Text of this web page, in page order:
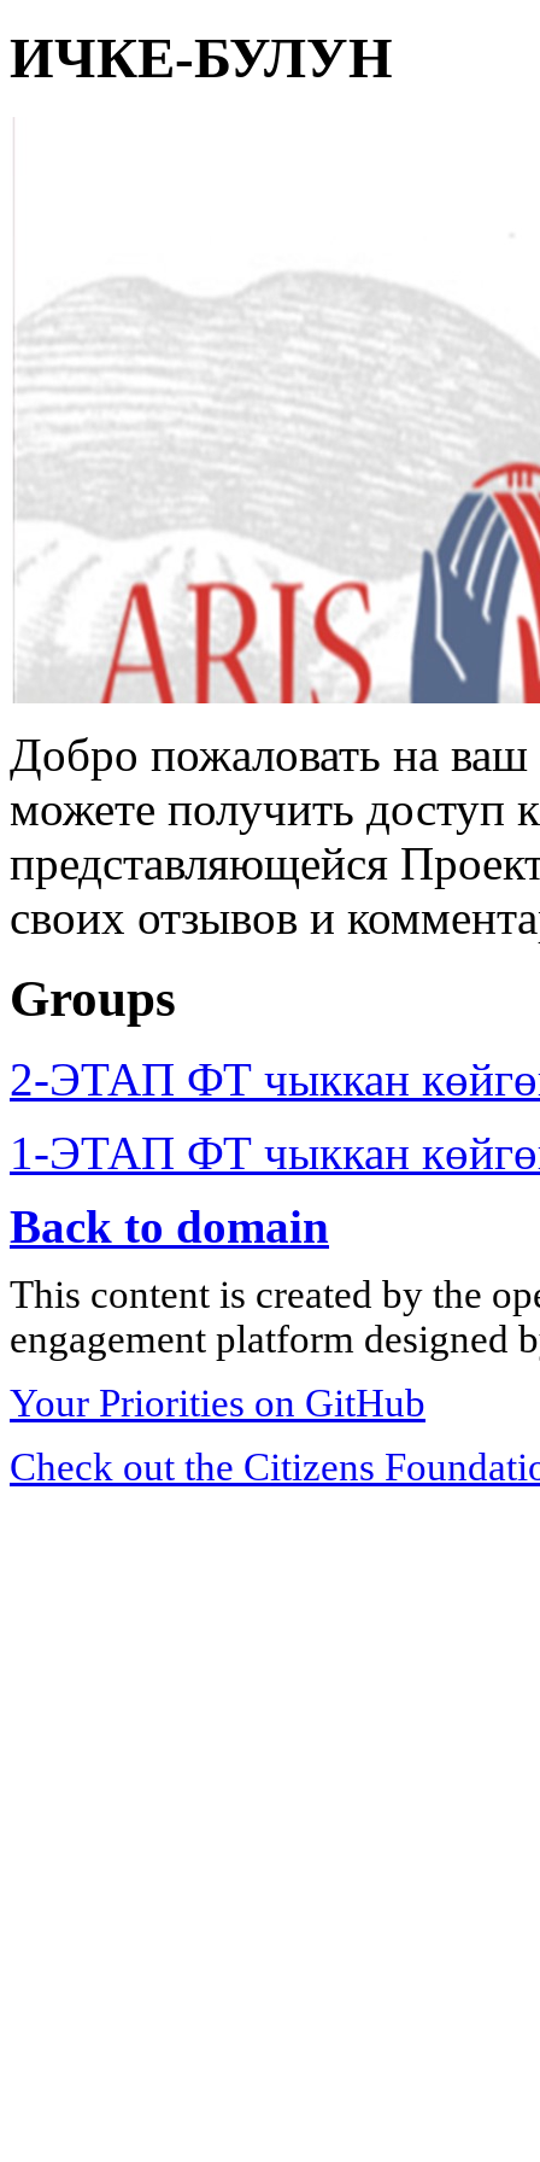
ИЧКЕ-БУЛУН
Добро пожаловать на
можете получить доступ
представляющейся
своих отзывов и
Groups
2-ЭТАП ФТ чыккан
1-ЭТАП ФТ чыккан
Back to domain
This content is created by the
engagement platform designed
Your Priorities on GitHub
Check out the Citizens